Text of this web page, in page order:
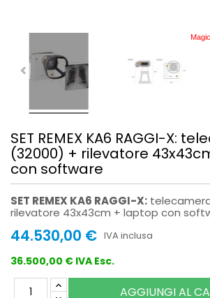
SET REMEX KA6 RAGGI-X:
(32000) + rilevatore
con software
SET REMEX KA6 RAGGI-X:
rilevatore 43x43cm + laptop con
44.530,00 € IVA inclusa
36.500,00 € IVA Esc.
AGGIUNGI AL